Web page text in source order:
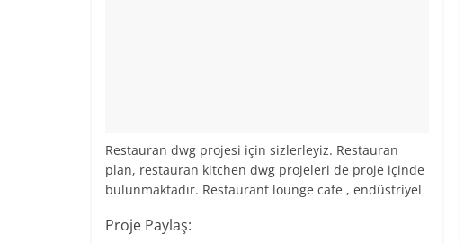
Restauran dwg projesi için sizlerleyiz. Restauran
plan, restauran kitchen dwg projeleri de proje içinde
bulunmaktadır. Restaurant lounge cafe , endüstriyel
Proje Paylaş: